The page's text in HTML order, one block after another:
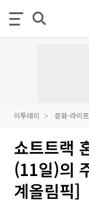
이투데이 문화·라이프
쇼트트랙
(11일)의
계올림픽]